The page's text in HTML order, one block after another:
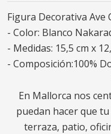
Figura Decorativa Ave
- Color: Blanco
- Medidas: 15,5 cm x
- Composición:100%
En Mallorca nos
puedan hacer que
terraza, patio,